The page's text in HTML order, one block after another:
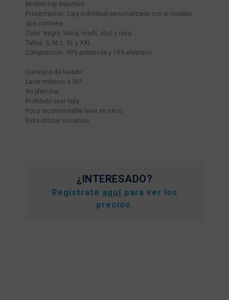
Modelo top deportivo
Presentación: Caja individual personalizada con el modelo
que contiene.
Color: Negro, tierra, marfil, azul y rosa
Tallas: S, M, L, XL y XXL
Composición: 90% poliamida y 10% elastano
Consejos de lavado:
Lavar máximo a 30º
No planchar
Prohibido usar lejía
Poco recomendable lavar en seco
Evita utilizar secadora
¿INTERESADO?
Registrate aquí para ver los
precios.